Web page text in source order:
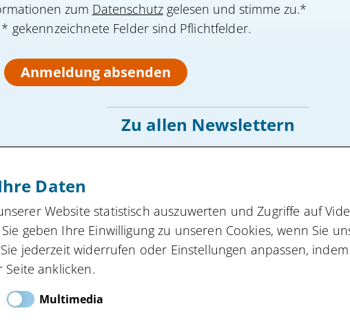
zum Datenschutzgelesen und stimme zu.*
gekennzeichnete Felder sind Pflichtfelder.
Anmeldung absenden
Zu allen Newslettern
Impressum
Daten
Website statistisch auszuwerten und Zugriffe auf
geben Ihre Einwilligung zu unseren Cookies, wenn Sie
jederzeit widerrufen oder Einstellungen anpassen, indem
Seite anklicken.
Multimedia